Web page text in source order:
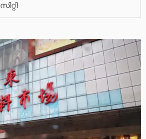
സിറ്റി